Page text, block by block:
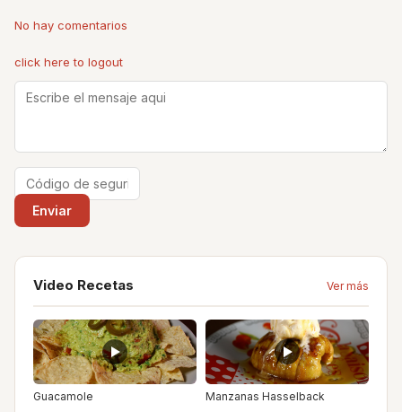
No hay comentarios
click here to logout
Video Recetas Ver más
Guacamole Manzanas Hasselback